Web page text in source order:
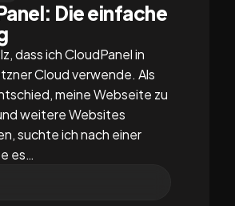
Die einfache
dass ich CloudPanel in
Cloud verwende. Als
meine Webseite zu
weitere Websites
suchte ich nach einer
es…